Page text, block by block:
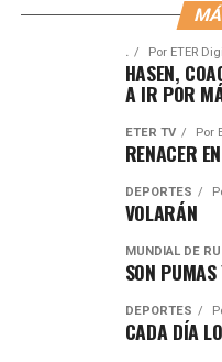
. Por ETER
HASEN,
A IR POR
ETER TV Por
RENACER
DEPORTES
VOLARÁN
MUNDIAL DE
SON
DEPORTES
CADA DÍA